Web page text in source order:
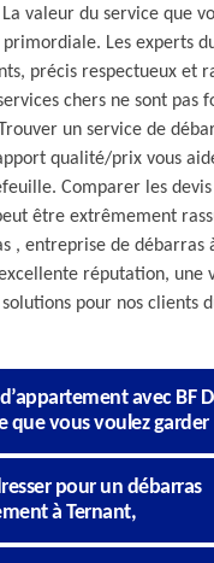
valeur du service que
Les experts
précis respectueux et
chers ne sont pas
un service de
qualité/prix vous
Comparer les
être extrêmement
, entreprise de débarras
réputation, une
pour nos clients
avec BF
que vous voulez garder
pour un débarras
à Ternant,